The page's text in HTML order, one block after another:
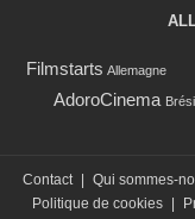
Filmstarts Allemagne
AdoroCinema Brésil
Contact Qui sommes-
Politique de cookies